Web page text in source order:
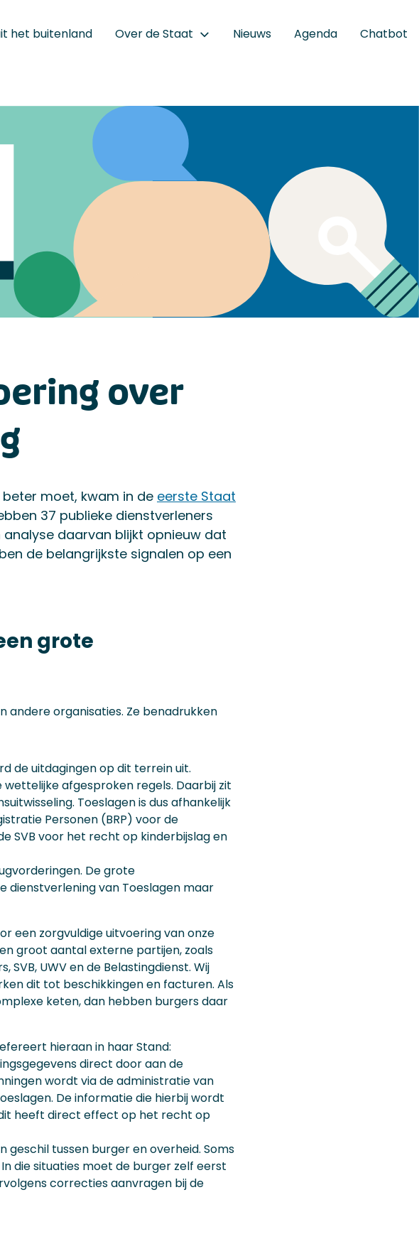
het buitenland Over de Staat Nieuws Agenda Chatbot
over
moet, kwam in de eerste Staat
37 publieke dienstverleners
daarvan blijkt opnieuw dat
de belangrijkste signalen op een
grote
andere organisaties. Ze benadrukken
de uitdagingen op dit terrein uit.
afgesproken regels. Daarbij zit
Toeslagen is dus afhankelijk
Personen (BRP) voor de
SVB voor het recht op kinderbijslag en
De grote
dienstverlening van Toeslagen maar
een zorgvuldige uitvoering van onze
groot aantal externe partijen, zoals
UWV en de Belastingdienst. Wij
dit tot beschikkingen en facturen. Als
keten, dan hebben burgers daar
hieraan in haar Stand:
direct door aan de
wordt via de administratie van
De informatie die hierbij wordt
heeft direct effect op het recht op
geschil tussen burger en overheid. Soms
die situaties moet de burger zelf eerst
correcties aanvragen bij de